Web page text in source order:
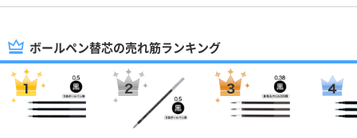
ボールペン替芯の売れ筋ランキング